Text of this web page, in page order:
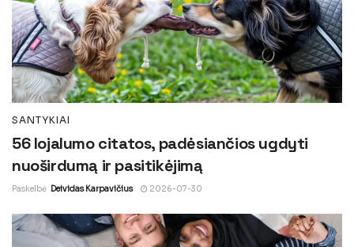
SANTYKIAI
56 lojalumo citatos, padėsiančios ugdyti
nuoširdumą ir pasitikėjimą
Paskelbė Deividas Karpavičius 2026-07-30